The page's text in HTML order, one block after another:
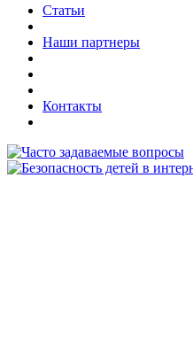
Статьи
Наши партнеры
Контакты